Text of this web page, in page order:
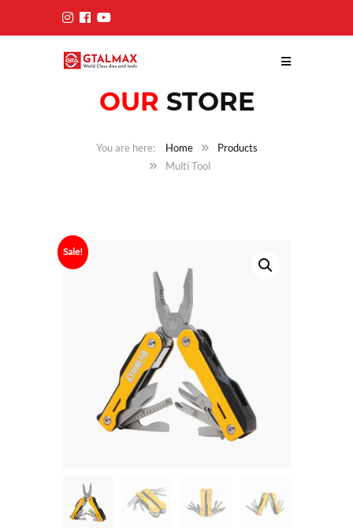
OUR STORE
Home
Products
Multi Tool
Sale!